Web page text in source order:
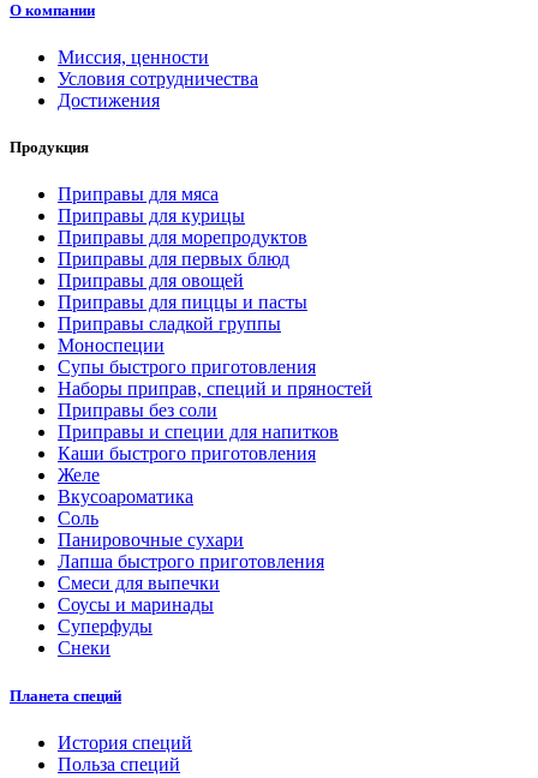
О компании
Миссия, ценности
Условия сотрудничества
Достижения
Продукция
Приправы для мяса
Приправы для курицы
Приправы для морепродуктов
Приправы для первых блюд
Приправы для овощей
Приправы для пиццы и пасты
Приправы сладкой группы
Моноспеции
Супы быстрого приготовления
Наборы приправ, специй и пряностей
Приправы без соли
Приправы и специи для напитков
Каши быстрого приготовления
Желе
Вкусоароматика
Соль
Панировочные сухари
Лапша быстрого приготовления
Смеси для выпечки
Соусы и маринады
Суперфуды
Снеки
Планета специй
История специй
Польза специй